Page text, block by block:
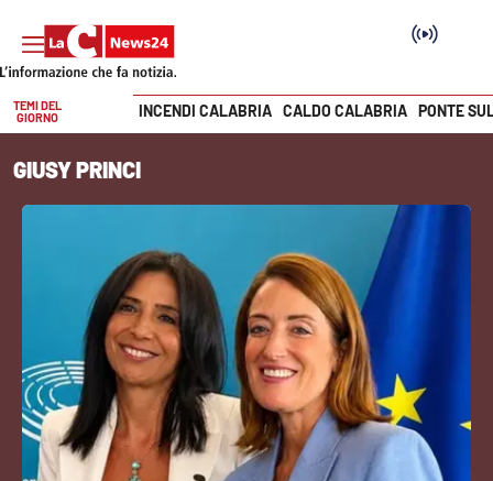
SEZIONI
Politica
Attualità
Economia e lavoro
Italia Mondo
Vai
TEMI DEL
GIORNO
INCENDI CALABRIA CALDO CALABRIA PONTE
GIUSY PRINCI